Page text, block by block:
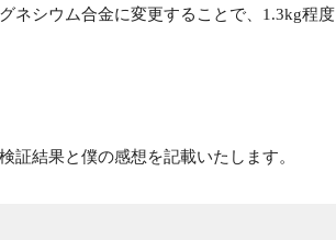
ネシウム合金に変更することで、1.3kg程度
証結果と僕の感想を記載いたします。